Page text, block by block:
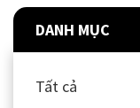
DANH MỤC
Tất cả